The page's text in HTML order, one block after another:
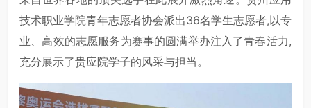
技术职业学院青年志愿者协会派出36名学生志愿者,以专
业、高效的志愿服务为赛事的圆满举办注入了青春活力,
充分展示了贵应院学子的风采与担当。